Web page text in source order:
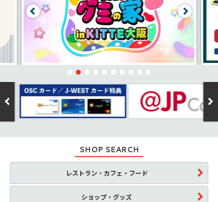
SHOP SEARCH
レストラン・カフェ・フード
ショップ・グッズ